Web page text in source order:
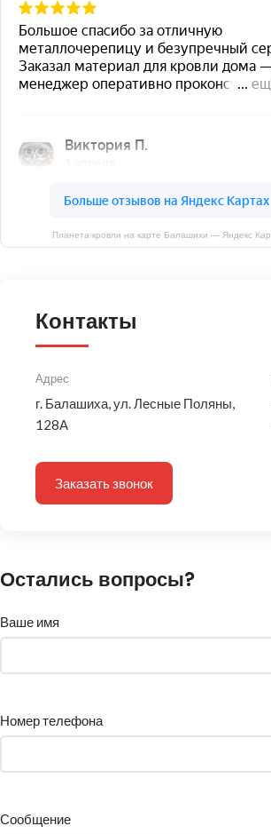
Планета кровли на карте Балашихи — Яндекс
Контакты
Адрес
г. Балашиха, ул. Лесные Поляны,
128А
Заказать звонок
Остались вопросы?
Ваше имя
Номер телефона
Сообщение